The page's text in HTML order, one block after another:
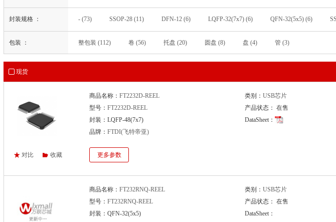
信号开关/编解码器/多路复用器 (1)
开发套件-配件 (1) FPGA开发工具 (1)
封装规格 ： - (73) SSOP-28 (11) DFN-12 (6) LQFP-32(7x7) (6) QFN-32(5x5) (6)
LQFP-48(7x7) (4)
LQFP-64_10x10x05P (4) QFN-16(4x4) (4) LQFP-64(10x10) (3)
QFN-64(9x9) (3)
28-SSOP（0.209，5.30mm 宽） (2) 48-LQFP (2)
QFN-64-EP(9x9) (2)
SSOP-20_150mil (2) WQFN-28(5x5) (2) 32-LQFP (1)
SSOP-28-208mil (1)
THroughhole (1)
VQFN32_5X5MM (1)
包装 ： 整包装 (112) 卷 (56) 托盘 (20) 圆盘 (8) 盘 (4) 管 (3)
现货
对比 收藏
商品名称： FT2232D-REEL
型号： FT2232D-REEL
封装：LQFP-48(7x7)
品牌： FTDI(飞特帝亚)
更多参数
类别： USB芯片
产品状态： 在售
DataSheet：
商品名称： FT232RNQ-REEL
型号： FT232RNQ-REEL
封装：QFN-32(5x5)
类别： USB芯片
产品状态： 在售
DataSheet：